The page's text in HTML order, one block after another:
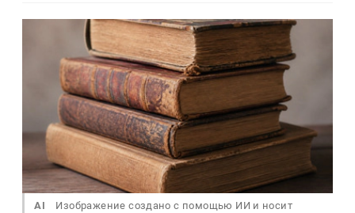
AI
Изображение создано с помощью ИИ и носит